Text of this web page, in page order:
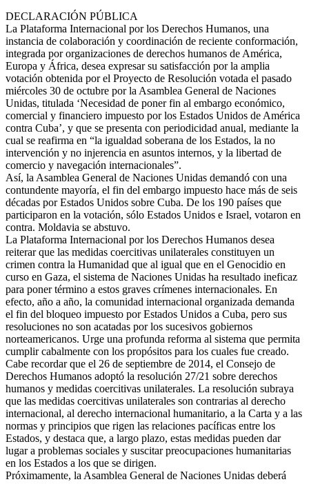
DECLARACIÓN PÚBLICA
La Plataforma Internacional por los Derechos Humanos, una
instancia de colaboración y coordinación de reciente conformación,
integrada por organizaciones de derechos humanos de América,
Europa y África, desea expresar su satisfacción por la amplia
votación obtenida por el Proyecto de Resolución votada el pasado
miércoles 30 de octubre por la Asamblea General de Naciones
Unidas, titulada ‘Necesidad de poner fin al embargo económico,
comercial y financiero impuesto por los Estados Unidos de América
contra Cuba’, y que se presenta con periodicidad anual, mediante la
cual se reafirma en “la igualdad soberana de los Estados, la no
intervención y no injerencia en asuntos internos, y la libertad de
comercio y navegación internacionales”.
Así, la Asamblea General de Naciones Unidas demandó con una
contundente mayoría, el fin del embargo impuesto hace más de seis
décadas por Estados Unidos sobre Cuba. De los 190 países que
participaron en la votación, sólo Estados Unidos e Israel, votaron en
contra. Moldavia se abstuvo.
La Plataforma Internacional por los Derechos Humanos desea
reiterar que las medidas coercitivas unilaterales constituyen un
crimen contra la Humanidad que al igual que en el Genocidio en
curso en Gaza, el sistema de Naciones Unidas ha resultado ineficaz
para poner término a estos graves crímenes internacionales. En
efecto, año a año, la comunidad internacional organizada demanda
el fin del bloqueo impuesto por Estados Unidos a Cuba, pero sus
resoluciones no son acatadas por los sucesivos gobiernos
norteamericanos. Urge una profunda reforma al sistema que permita
cumplir cabalmente con los propósitos para los cuales fue creado.
Cabe recordar que el 26 de septiembre de 2014, el Consejo de
Derechos Humanos adoptó la resolución 27/21 sobre derechos
humanos y medidas coercitivas unilaterales. La resolución subraya
que las medidas coercitivas unilaterales son contrarias al derecho
internacional, al derecho internacional humanitario, a la Carta y a las
normas y principios que rigen las relaciones pacíficas entre los
Estados, y destaca que, a largo plazo, estas medidas pueden dar
lugar a problemas sociales y suscitar preocupaciones humanitarias
en los Estados a los que se dirigen.
Próximamente, la Asamblea General de Naciones Unidas deberá